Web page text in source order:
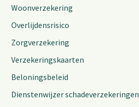
Woonverzekering
Overlijdensrisico
Zorgverzekering
Verzekeringskaarten
Beloningsbeleid
Dienstenwijzer schadeverzekeringen